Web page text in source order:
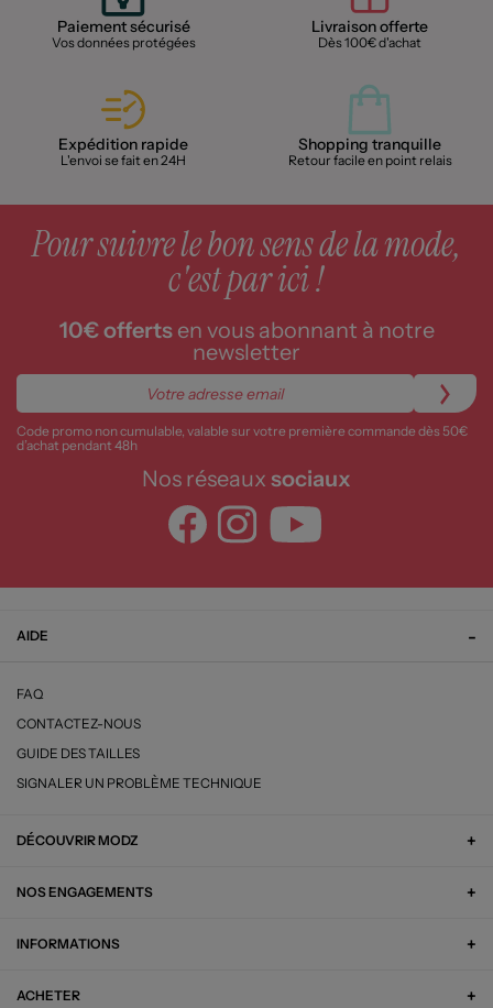
Paiement sécurisé
Vos données protégées
Livraison offerte
Dès 100€ d'achat
Expédition rapide
L'envoi se fait en 24H
Shopping tranquille
Retour facile en point relais
Pour suivre le bon sens de la mode,
c'est par ici !
10€ offertsen vous abonnant à notre
newsletter
Code promo non cumulable, valable sur votre première commande dès 50€
d’achat pendant 48h
Nos réseaux sociaux
AIDE
FAQ
CONTACTEZ-NOUS
GUIDE DES TAILLES
SIGNALER UN PROBLÈME TECHNIQUE
DÉCOUVRIR MODZ
NOS ENGAGEMENTS
INFORMATIONS
ACHETER